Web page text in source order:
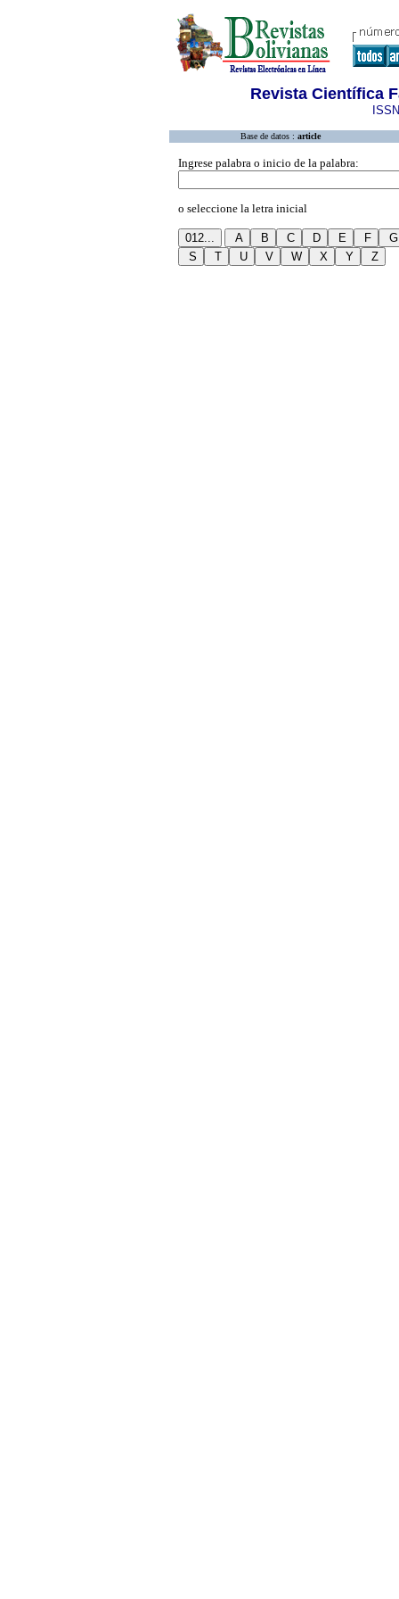
Revista Científica
Base de datos : article
Ingrese palabra o inicio de la palabra:
o seleccione la letra inicial